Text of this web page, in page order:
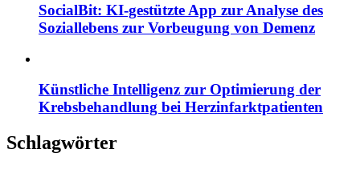
SocialBit: KI-gestützte App zur Analyse des
Soziallebens zur Vorbeugung von Demenz
Künstliche Intelligenz zur Optimierung der
Krebsbehandlung bei Herzinfarktpatienten
Schlagwörter